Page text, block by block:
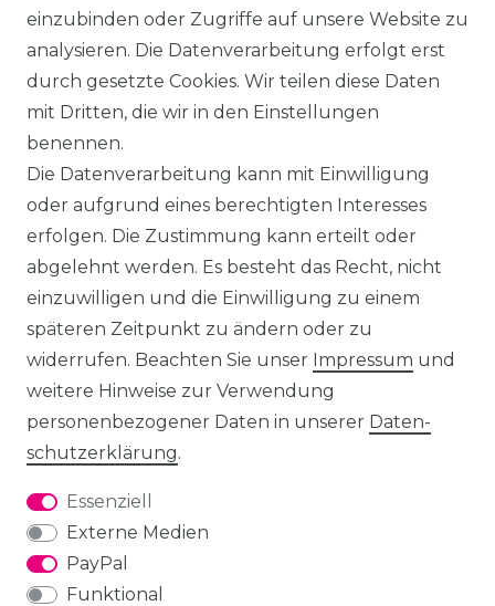
einzubinden oder Zugriffe auf unsere Website zu
analysieren. Die Datenverarbeitung erfolgt erst
durch gesetzte Cookies. Wir teilen diese Daten
mit Dritten, die wir in den Einstellungen
benennen.
Die Datenverarbeitung kann mit Einwilligung
oder aufgrund eines berechtigten Interesses
erfolgen. Die Zustimmung kann erteilt oder
abgelehnt werden. Es besteht das Recht, nicht
einzuwilligen und die Einwilligung zu einem
späteren Zeitpunkt zu ändern oder zu
widerrufen. Beachten Sie unser Impressum und
weitere Hinweise zur Verwendung
personenbezogener Daten in unserer Daten­
schutz­erklärung.
Essenziell
Externe Medien
PayPal
Funktional